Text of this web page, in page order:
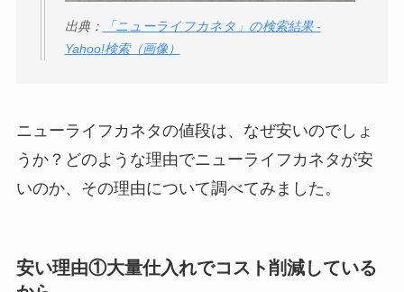
出典：
「ニューライフカネタ」の検索結果 -
Yahoo!検索（画像）
ニューライフカネタの値段は、なぜ安いのでしょ
うか？どのような理由でニューライフカネタが安
いのか、その理由について調べてみました。
安い理由①大量仕入れでコスト削減している